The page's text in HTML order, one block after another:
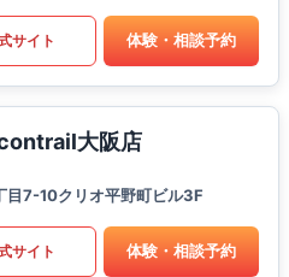
サイト 体験・相談予約
大阪店
目7-10クリオ平野町ビル3F
サイト 体験・相談予約